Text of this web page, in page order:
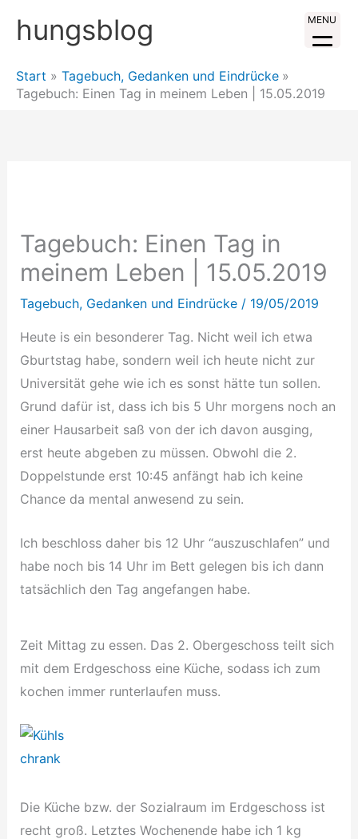
Inhalthungsblog
Start
Tagebuch, Gedanken und Eindrücke
Tagebuch: Einen Tag in meinem Leben | 15.05.2019
Tagebuch: Einen Tag in
meinem Leben | 15.05.2019
Tagebuch, Gedanken und Eindrücke/ 19/05/2019
Heute is ein besonderer Tag. Nicht weil ich etwa
Gburtstag habe, sondern weil ich heute nicht zur
Universität gehe wie ich es sonst hätte tun sollen.
Grund dafür ist, dass ich bis 5 Uhr morgens noch an
einer Hausarbeit saß von der ich davon ausging,
erst heute abgeben zu müssen. Obwohl die 2.
Doppelstunde erst 10:45 anfängt hab ich keine
Chance da mental anwesend zu sein.
Ich beschloss daher bis 12 Uhr “auszuschlafen” und
habe noch bis 14 Uhr im Bett gelegen bis ich dann
tatsächlich den Tag angefangen habe.
Zeit Mittag zu essen. Das 2. Obergeschoss teilt sich
mit dem Erdgeschoss eine Küche, sodass ich zum
kochen immer runterlaufen muss.
Die Küche bzw. der Sozialraum im Erdgeschoss ist
recht groß. Letztes Wochenende habe ich 1 kg
MENU